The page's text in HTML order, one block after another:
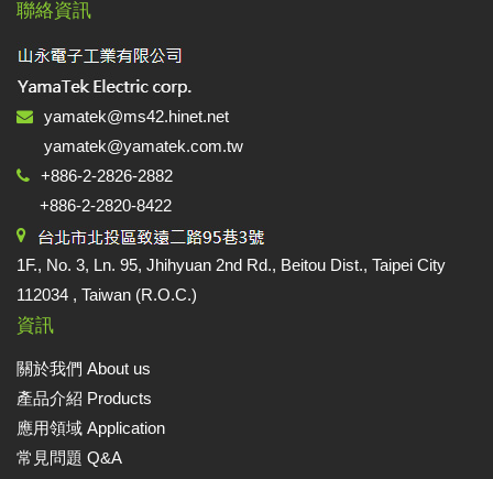
聯絡資訊
yamatek@ms42.hinet.net
yamatek@yamatek.com.tw
+886-2-2826-2882
+886-2-2820-8422
1F., No. 3, Ln. 95, Jhihyuan 2nd Rd., Beitou Dist., Taipei City
112034 , Taiwan (R.O.C.)
資訊
關於我們 About us
產品介紹 Products
應用領域 Application
常見問題 Q&A